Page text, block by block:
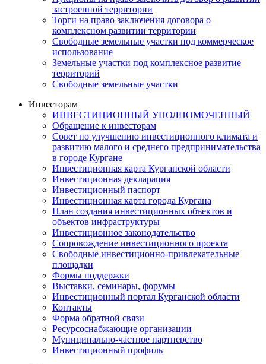
застроенной территории
Торги на право заключения договора о
комплексном развитии территории
Свободные земельные участки под коммерческое
использование
Земельные участки под комплексное развитие
территорий
Свободные земельные участки
Инвесторам
ИНВЕСТИЦИОННЫЙ УПОЛНОМОЧЕННЫЙ
Обращение к инвесторам
Совет по улучшению инвестиционного климата и
развитию малого и среднего предпринимательства
в городе Кургане
Инвестиционная карта Курганской области
Инвестиционная декларация
Инвестиционный паспорт
Инвестиционная карта города Кургана
План создания инвестиционных объектов и
объектов инфраструктуры
Инвестиционное законодательство
Сопровождение инвестиционного проекта
Свободные инвестиционно-привлекательные
площадки
Формы поддержки
Выставки, семинары, форумы
Инвестиционный портал Курганской области
Контакты
Форма обратной связи
Ресурсоснабжающие организации
Муниципально-частное партнерство
Инвестиционный профиль